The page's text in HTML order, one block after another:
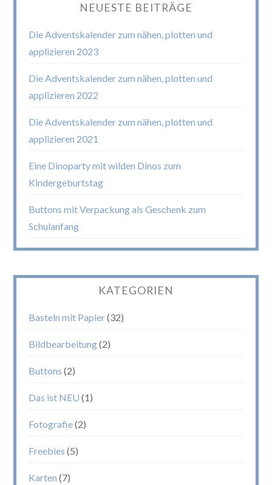
NEUESTE BEITRÄGE
Die Adventskalender zum nähen, plotten und
applizieren 2023
Die Adventskalender zum nähen, plotten und
applizieren 2022
Die Adventskalender zum nähen, plotten und
applizieren 2021
Eine Dinoparty mit wilden Dinos zum
Kindergeburtstag
Buttons mit Verpackung als Geschenk zum
Schulanfang
KATEGORIEN
Basteln mit Papier(32)
Bildbearbeitung(2)
Buttons (2)
Das ist NEU (1)
Fotografie(2)
Freebies (5)
Karten (7)